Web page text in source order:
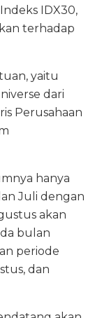
IDX30,
terhadap
yaitu
dari
Perusahaan
hanya
Juli dengan
akan
bulan
periode
dan